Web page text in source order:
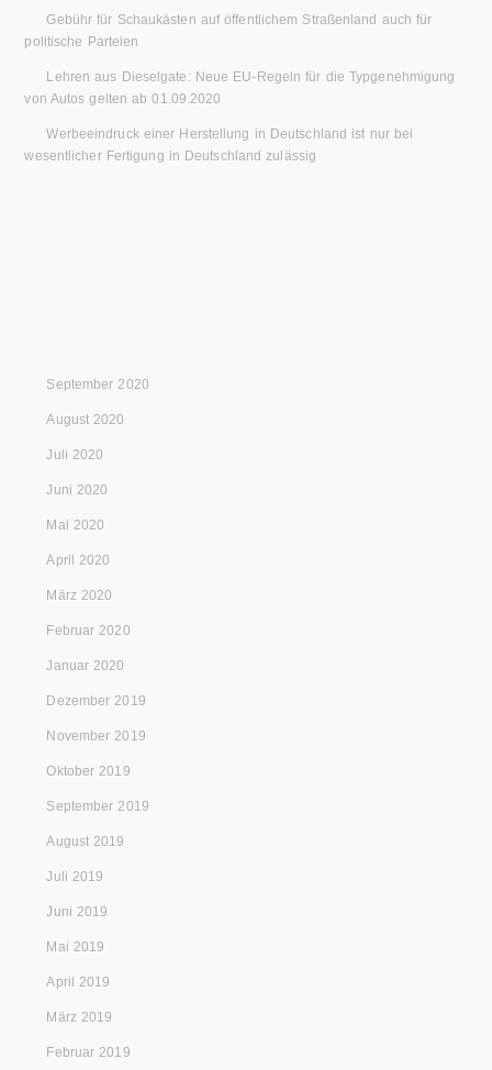
Gebühr für Schaukästen auf öffentlichem Straßenland auch für
politische Parteien
Lehren aus Dieselgate: Neue EU-Regeln für die Typgenehmigung
von Autos gelten ab 01.09.2020
Werbeeindruck einer Herstellung in Deutschland ist nur bei
wesentlicher Fertigung in Deutschland zulässig
September 2020
August 2020
Juli 2020
Juni 2020
Mai 2020
April 2020
März 2020
Februar 2020
Januar 2020
Dezember 2019
November 2019
Oktober 2019
September 2019
August 2019
Juli 2019
Juni 2019
Mai 2019
April 2019
März 2019
Februar 2019